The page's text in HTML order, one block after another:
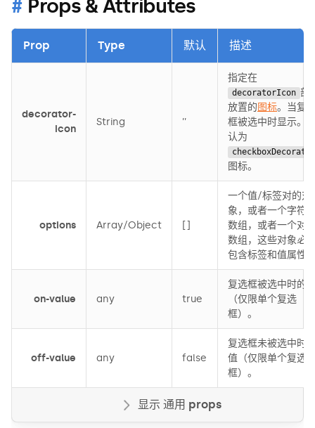
Props & Attributes
Prop Type 默认 描述
decorator-
icon
String ’’
指定在
decoratorIcon 部
放置的图标。当复
框被选中时显示。
认为
图标。
options Array/Object []
一个值/标签对的对
象，或者一个字符
数组，或者一个对
数组，这些对象必
包含标签和值属性
on-value any true
复选框被选中时的
（仅限单个复选
框）。
off-value any false
复选框未被选中时
值（仅限单个复选
框）。
显示 通用 props